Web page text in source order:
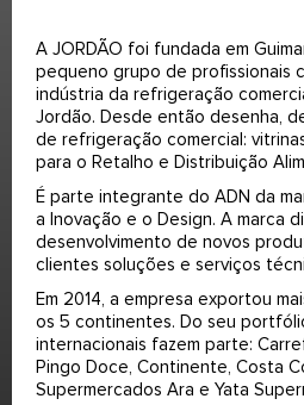
A JORDÃO foi fundada em
pequeno grupo de profissionais
indústria da refrigeração
Jordão. Desde então desenha,
de refrigeração comercial:
para o Retalho e Distribuição
É parte integrante do ADN da
a Inovação e o Design. A marca
desenvolvimento de novos
clientes soluções e serviços
Em 2014, a empresa exportou
os 5 continentes. Do seu
internacionais fazem parte:
Pingo Doce, Continente, Costa
Supermercados Ara e Yata